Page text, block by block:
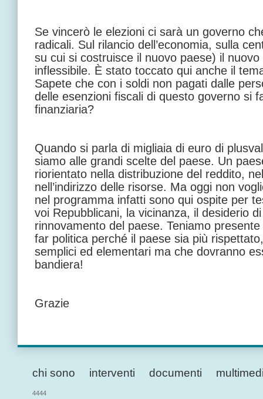
Se vincerò le elezioni ci sarà un governo
radicali. Sul rilancio dell’economia, sulla
su cui si costruisce il nuovo paese) il
inflessibile. È stato toccato qui anche il
Sapete che con i soldi non pagati dalle
delle esenzioni fiscali di questo governo si
finanziaria?
Quando si parla di migliaia di euro di
siamo alle grandi scelte del paese. Un
riorientato nella distribuzione del reddito,
nell’indirizzo delle risorse. Ma oggi non
nel programma infatti sono qui ospite per
voi Repubblicani, la vicinanza, il desiderio
rinnovamento del paese. Teniamo
far politica perché il paese sia più
semplici ed elementari ma che dovranno
bandiera!
Grazie
chi sono interventi documenti
4444